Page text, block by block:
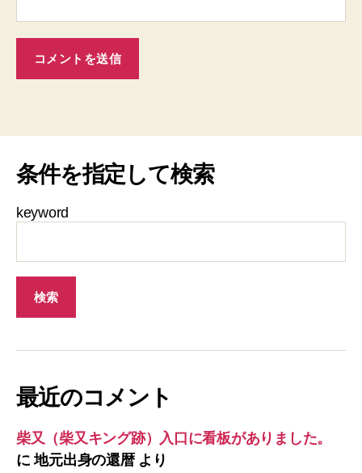
条件を指定して検索
keyword
最近のコメント
柴又（柴又キング跡）入口に看板がありました。
に地元出身の還暦より